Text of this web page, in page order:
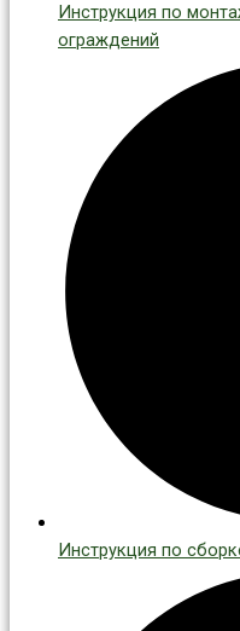
Инструкция по
ограждений
Инструкция по